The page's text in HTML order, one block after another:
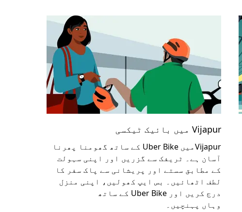
Vijapur میں بائیک ٹیکسی
Vijapurمیں Uber Bike کے ساتھ گھومنا پھرنا
آسان ہے۔ ٹریفک سے گزریں اور اپنی سہولت
کے مطابق سستے اور پریشانی سے پاک سفر کا
لطف اٹھائیں۔ بس ایپ کھولیں، اپنی منزل
درج کریں اور Uber Bike کے ساتھ
وہاں پہنچیں۔